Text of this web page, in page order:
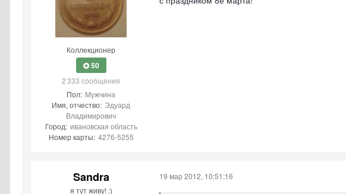
Коллекционер
50
2 333 сообщения
Пол: Мужчина
Имя, отчество: Эдуард
Владимирович
Город: ивановская область
Номер карты: 4276-5255
Sandra
я тут живу! :)
19 мар 2012, 10:51:16